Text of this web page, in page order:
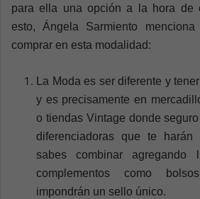
para ella una opción a la hora de
esto, Ángela Sarmiento
comprar en esta modalidad:
La Moda es ser diferente y
y es precisamente en
o tiendas Vintage donde
diferenciadoras que te
sabes combinar agregando
complementos como
impondrán un sello único.